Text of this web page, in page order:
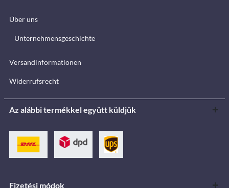
Über uns
Unternehmensgeschichte
Versandinformationen
Widerrufsrecht
Az alábbi termékkel együtt küldjük
Fizetési módok